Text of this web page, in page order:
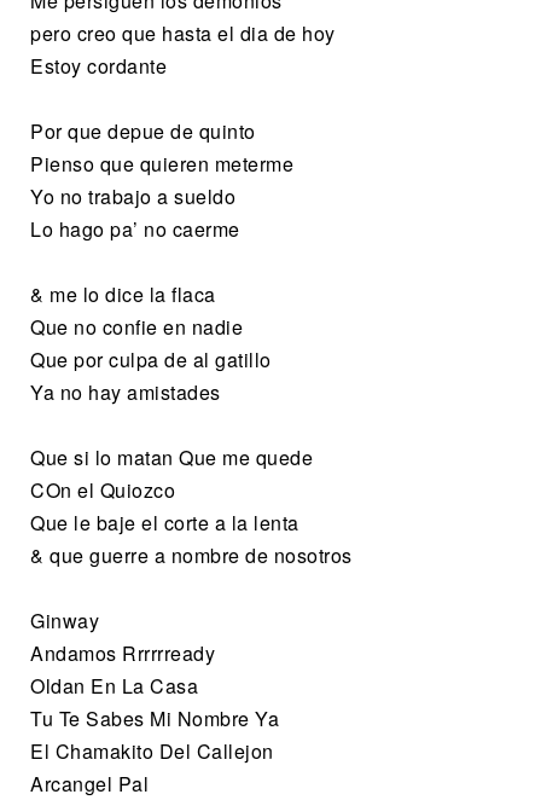
pero creo que hasta el dia de hoy
Estoy cordante
Por que depue de quinto
Pienso que quieren meterme
Yo no trabajo a sueldo
Lo hago pa’ no caerme
& me lo dice la flaca
Que no confie en nadie
Que por culpa de al gatillo
Ya no hay amistades
Que si lo matan Que me quede
COn el Quiozco
Que le baje el corte a la lenta
& que guerre a nombre de nosotros
Ginway
Andamos Rrrrrready
Oldan En La Casa
Tu Te Sabes Mi Nombre Ya
El Chamakito Del Callejon
Arcangel Pal